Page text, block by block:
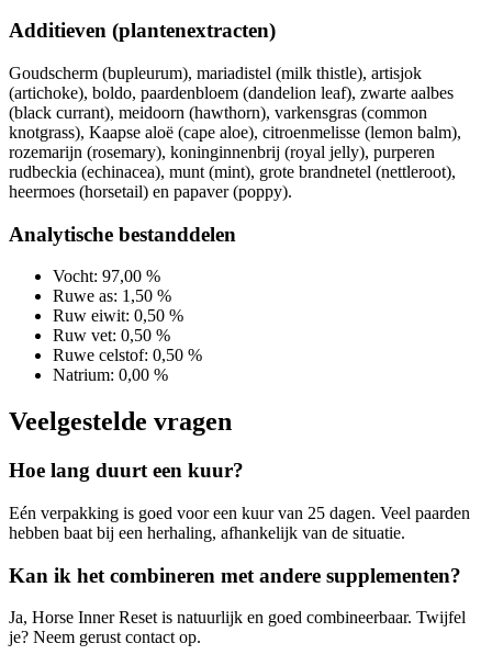
Additieven (plantenextracten)
Goudscherm (bupleurum), mariadistel (milk thistle), artisjok
(artichoke), boldo, paardenbloem (dandelion leaf), zwarte aalbes
(black currant), meidoorn (hawthorn), varkensgras (common
knotgrass), Kaapse aloë (cape aloe), citroenmelisse (lemon balm),
rozemarijn (rosemary), koninginnenbrij (royal jelly), purperen
rudbeckia (echinacea), munt (mint), grote brandnetel (nettleroot),
heermoes (horsetail) en papaver (poppy).
Analytische bestanddelen
Vocht: 97,00 %
Ruwe as: 1,50 %
Ruw eiwit: 0,50 %
Ruw vet: 0,50 %
Ruwe celstof: 0,50 %
Natrium: 0,00 %
Veelgestelde vragen
Hoe lang duurt een kuur?
Eén verpakking is goed voor een kuur van 25 dagen. Veel paarden
hebben baat bij een herhaling, afhankelijk van de situatie.
Kan ik het combineren met andere supplementen?
Ja, Horse Inner Reset is natuurlijk en goed combineerbaar. Twijfel
je? Neem gerust contact op.